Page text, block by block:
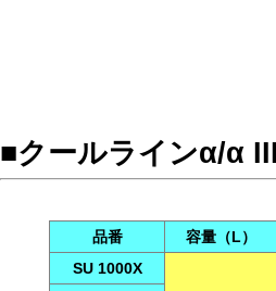
■クールラインα/α
品番
容量（L）
SU 1000X